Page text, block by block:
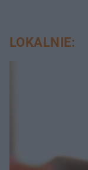
LOKALNIE: